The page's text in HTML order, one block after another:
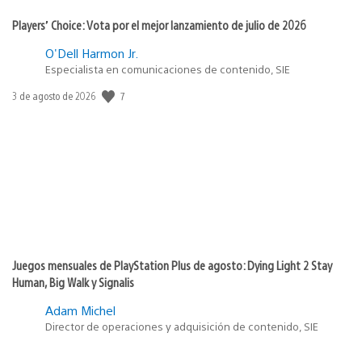
Players’ Choice: Vota por el mejor lanzamiento de julio de 2026
O'Dell Harmon Jr.
Especialista en comunicaciones de contenido, SIE
Fecha
3 de agosto de 2026 7
Juegos mensuales de PlayStation Plus de agosto: Dying Light 2 Stay
Human, Big Walk y Signalis
Adam Michel
Director de operaciones y adquisición de contenido, SIE